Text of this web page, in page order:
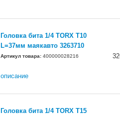
Головка бита 1/4 TORX T10
L=37мм маякавто 3263710
Артикул товара: 400000028216
описание
Головка бита 1/4 TORX T15